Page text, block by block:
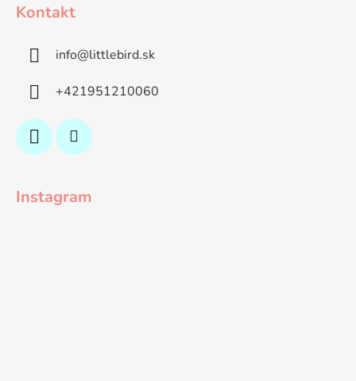
Kontakt
info@littlebird.sk
+421951210060
Instagram